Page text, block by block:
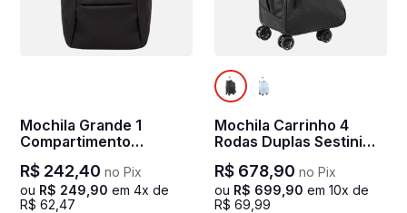
Mochila Grande 1
Compartimento
Notebook 15,6 Sestini
Hydroblock Work -
Preto
R$ 242,40 no Pix
ou R$ 249 90 em 4x de
R$ 62 47
Mochila Carrinho 4
Rodas Duplas Sestini
Rolling Hydroblock -
Preto
R$ 678,90 no Pix
ou R$ 699 90 em 10x de
R$ 69 99